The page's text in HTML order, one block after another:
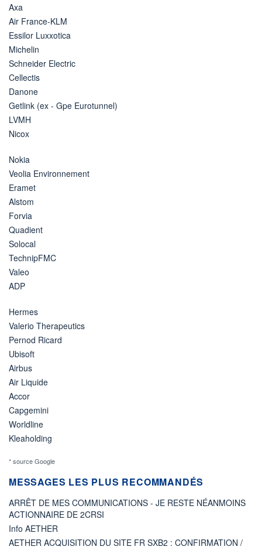
Axa
Air France-KLM
Essilor Luxxotica
Michelin
Schneider Electric
Cellectis
Danone
Getlink (ex - Gpe Eurotunnel)
LVMH
Nicox
Nokia
Veolia Environnement
Eramet
Alstom
Forvia
Quadient
Solocal
TechnipFMC
Valeo
ADP
Hermes
Valerio Therapeutics
Pernod Ricard
Ubisoft
Airbus
Air Liquide
Accor
Capgemini
Worldline
Kleaholding
* source Google
MESSAGES LES PLUS RECOMMANDÉS
ARRÊT DE MES COMMUNICATIONS - JE RESTE NÉANMOINS
ACTIONNAIRE DE 2CRSI
Info AETHER
AETHER ACQUISITION DU SITE FR SXB2 : CONFIRMATION /